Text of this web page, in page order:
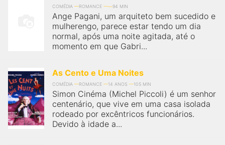
COMÉDIA ROMANCE 94 MIN
Ange Pagani, um arquiteto bem sucedido e
mulherengo, parece estar tendo um dia
normal, após uma noite agitada, até o
momento em que Gabri...
As Cento e Uma Noites
COMÉDIA ROMANCE 14 ANOS 105 MIN
Simon Cinéma (Michel Piccoli) é um senhor
centenário, que vive em uma casa isolada
rodeado por excêntricos funcionários.
Devido à idade a...